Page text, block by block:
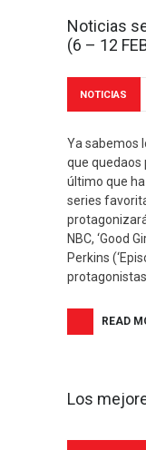
Noticias
(6 – 12
NOTICIAS
Ya sabemos
que quedaos
último que
series
protagonizará
NBC, ‘Good
Perkins
READ
Los